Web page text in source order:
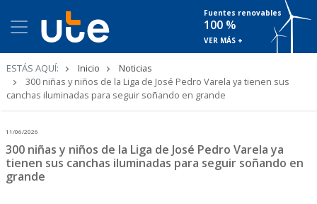
Fuentes renovables
100 %
VER MÁS +
ESTÁS AQUÍ: Inicio
Noticias
300 niñas y niños de la Liga de José Pedro Varela ya tienen sus
canchas iluminadas para seguir soñando en grande
11/06/2026
300 niñas y niños de la Liga de José Pedro Varela ya
tienen sus canchas iluminadas para seguir soñando en
grande